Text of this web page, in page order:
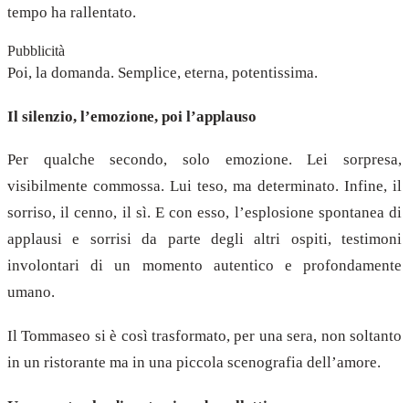
tempo ha rallentato.
Pubblicità
Poi, la domanda. Semplice, eterna, potentissima.
Il silenzio, l’emozione, poi l’applauso
Per qualche secondo, solo emozione. Lei sorpresa,
visibilmente commossa. Lui teso, ma determinato. Infine, il
sorriso, il cenno, il sì. E con esso, l’esplosione spontanea di
applausi e sorrisi da parte degli altri ospiti, testimoni
involontari di un momento autentico e profondamente
umano.
Il Tommaseo si è così trasformato, per una sera, non soltanto
in un ristorante ma in una piccola scenografia dell’amore.